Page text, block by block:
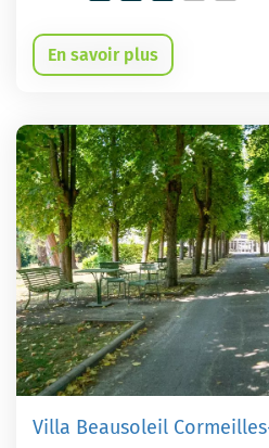
En savoir plus
Villa Beausoleil